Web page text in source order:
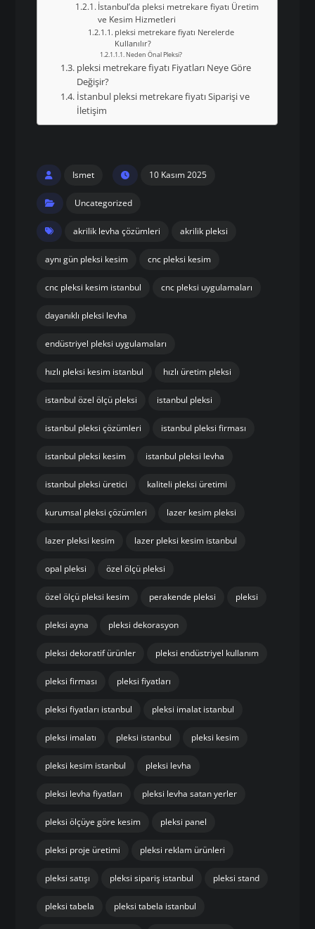
İstanbul’da pleksi metrekare fiyatı Üretim
ve Kesim Hizmetleri
pleksi metrekare fiyatı Nerelerde
Kullanılır?
Neden Önal Pleksi?
pleksi metrekare fiyatı Fiyatları Neye Göre
Değişir?
İstanbul pleksi metrekare fiyatı Siparişi ve
İletişim
Ismet 10 Kasım 2025
Uncategorized
akrilik levha çözümleri akrilik pleksi
aynı gün pleksi kesim cnc pleksi kesim
cnc pleksi kesim istanbul cnc pleksi uygulamaları
dayanıklı pleksi levha
endüstriyel pleksi uygulamaları
hızlı pleksi kesim istanbul hızlı üretim pleksi
istanbul özel ölçü pleksi istanbul pleksi
istanbul pleksi çözümleri istanbul pleksi firması
istanbul pleksi kesim istanbul pleksi levha
istanbul pleksi üretici kaliteli pleksi üretimi
kurumsal pleksi çözümleri lazer kesim pleksi
lazer pleksi kesim lazer pleksi kesim istanbul
opal pleksi özel ölçü pleksi
özel ölçü pleksi kesim perakende pleksi pleksi
pleksi ayna pleksi dekorasyon
pleksi dekoratif ürünler pleksi endüstriyel kullanım
pleksi firması pleksi fiyatları
pleksi fiyatları istanbul pleksi imalat istanbul
pleksi imalatı pleksi istanbul pleksi kesim
pleksi kesim istanbul pleksi levha
pleksi levha fiyatları pleksi levha satan yerler
pleksi ölçüye göre kesim pleksi panel
pleksi proje üretimi pleksi reklam ürünleri
pleksi satışı pleksi sipariş istanbul pleksi stand
pleksi tabela pleksi tabela istanbul